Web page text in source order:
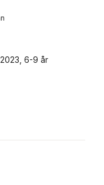
6-9 år
antal röster: